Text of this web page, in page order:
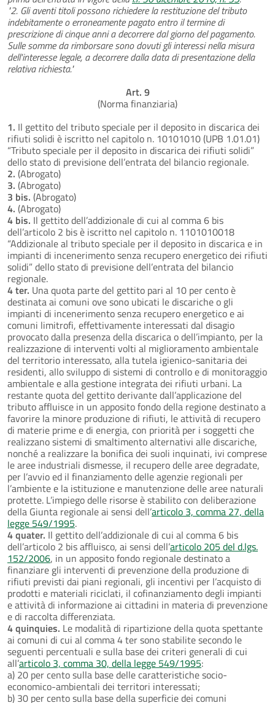
"2. Gli aventi titoli possono richiedere la restituzione del tributo
indebitamente o erroneamente pagato entro il termine di
prescrizione di cinque anni a decorrere dal giorno del pagamento.
Sulle somme da rimborsare sono dovuti gli interessi nella misura
dell'interesse legale, a decorrere dalla data di presentazione della
relativa richiesta."
Art. 9
(Norma finanziaria)
1. Il gettito del tributo speciale per il deposito in discarica dei
rifiuti solidi è iscritto nel capitolo n. 10101010 (UPB 1.01.01)
“Tributo speciale per il deposito in discarica dei rifiuti solidi”
dello stato di previsione dell’entrata del bilancio regionale.
2. (Abrogato)
3. (Abrogato)
3 bis. (Abrogato)
4. (Abrogato)
4 bis. Il gettito dell’addizionale di cui al comma 6 bis
dell’articolo 2 bis è iscritto nel capitolo n. 1101010018
“Addizionale al tributo speciale per il deposito in discarica e in
impianti di incenerimento senza recupero energetico dei rifiuti
solidi” dello stato di previsione dell’entrata del bilancio
regionale.
4 ter. Una quota parte del gettito pari al 10 per cento è
destinata ai comuni ove sono ubicati le discariche o gli
impianti di incenerimento senza recupero energetico e ai
comuni limitrofi, effettivamente interessati dal disagio
provocato dalla presenza della discarica o dell’impianto, per la
realizzazione di interventi volti al miglioramento ambientale
del territorio interessato, alla tutela igienico-sanitaria dei
residenti, allo sviluppo di sistemi di controllo e di monitoraggio
ambientale e alla gestione integrata dei rifiuti urbani. La
restante quota del gettito derivante dall’applicazione del
tributo affluisce in un apposito fondo della regione destinato a
favorire la minore produzione di rifiuti, le attività di recupero
di materie prime e di energia, con priorità per i soggetti che
realizzano sistemi di smaltimento alternativi alle discariche,
nonché a realizzare la bonifica dei suoli inquinati, ivi comprese
le aree industriali dismesse, il recupero delle aree degradate,
per l’avvio ed il finanziamento delle agenzie regionali per
l’ambiente e la istituzione e manutenzione delle aree naturali
protette. L’impiego delle risorse è stabilito con deliberazione
della Giunta regionale ai sensi dell’articolo 3, comma 27, della
legge 549/1995.
4 quater. Il gettito dell’addizionale di cui al comma 6 bis
dell’articolo 2 bis affluisco, ai sensi dell’articolo 205 del d.lgs.
152/2006, in un apposito fondo regionale destinato a
finanziare gli interventi di prevenzione della produzione di
rifiuti previsti dai piani regionali, gli incentivi per l’acquisto di
prodotti e materiali riciclati, il cofinanziamento degli impianti
e attività di informazione ai cittadini in materia di prevenzione
e di raccolta differenziata.
4 quinquies. Le modalità di ripartizione della quota spettante
ai comuni di cui al comma 4 ter sono stabilite secondo le
seguenti percentuali e sulla base dei criteri generali di cui
all’articolo 3, comma 30, della legge 549/1995:
a) 20 per cento sulla base delle caratteristiche socio-
economico-ambientali dei territori interessati;
b) 30 per cento sulla base della superficie dei comuni